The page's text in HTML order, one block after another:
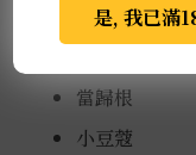
甘草
當歸根
小豆蔻
是, 我已滿